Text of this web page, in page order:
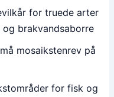
for truede arter
brakvandsaborre
mosaikstenrev på
for fisk og